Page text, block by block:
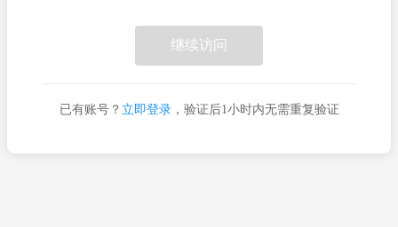
继续访问
已有账号？ 立即登录，验证后1小时内无需重复验证